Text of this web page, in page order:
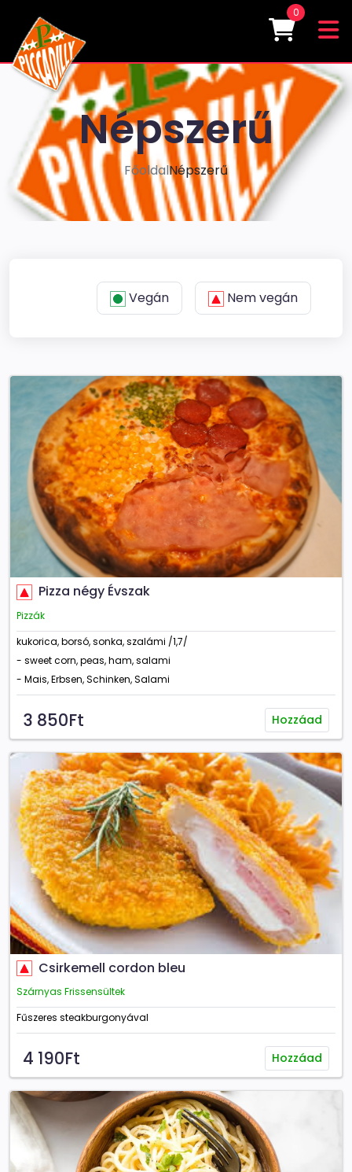
0
Népszerű
FőoldalNépszerű
Vegán Nem vegán
Pizza négy Évszak
Pizzák
kukorica, borsó, sonka, szalámi /1,7/
- sweet corn, peas, ham, salami
- Mais, Erbsen, Schinken, Salami
3 850Ft Hozzáad
Csirkemell cordon bleu
Szárnyas Frissensültek
Fűszeres steakburgonyával
4 190Ft Hozzáad